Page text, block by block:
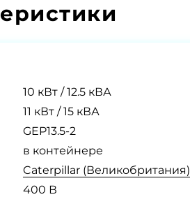
10 кВт / 12.5 кВА
11 кВт / 15 кВА
GEP13.5-2
в контейнере
Caterpillar (Великобритания)
400 В